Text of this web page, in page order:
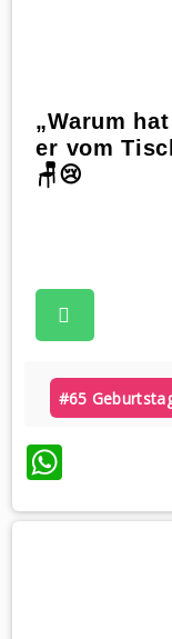
„Warum
er vom
🪑😢
#65